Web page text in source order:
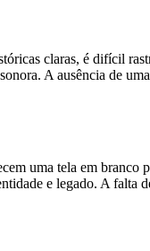
claras, é difícil
A ausência de
uma tela em branco
e legado. A falta